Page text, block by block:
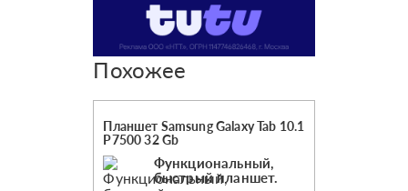
Похожее
Планшет Samsung Galaxy Tab 10.1
P7500 32 Gb
Функциональный,
быстрый планшет.